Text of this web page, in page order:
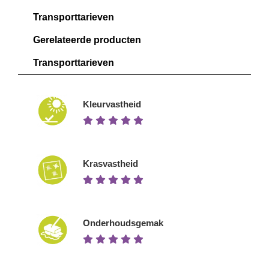
Transporttarieven
Gerelateerde producten
Transporttarieven
Kleurvastheid
Krasvastheid
Onderhoudsgemak